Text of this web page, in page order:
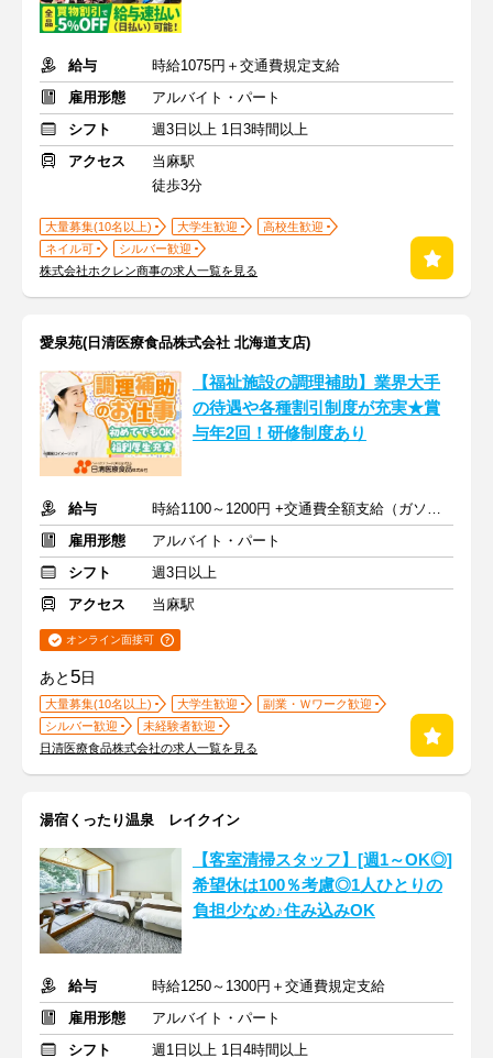
給与
時給1075円＋交通費規定支給
雇用形態
アルバイト・パート
シフト
週3日以上 1日3時間以上
アクセス
当麻駅
徒歩3分
大量募集(10名以上) 大学生歓迎
高校生歓迎
ネイル可
シルバー歓迎
株式会社ホクレン商事の求人一覧を見る
愛泉苑(日清医療食品株式会社 北海道支店)
【福祉施設の調理補助】業界大手
の待遇や各種割引制度が充実★賞
与年2回！研修制度あり
給与
時給1100～1200円 +交通費全額支給（ガソリン代も支給）
雇用形態
アルバイト・パート
シフト
週3日以上
アクセス
当麻駅
オンライン面接可
あと 5日
大量募集(10名以上) 大学生歓迎
副業・Ｗワーク歓迎
シルバー歓迎
未経験者歓迎
日清医療食品株式会社の求人一覧を見る
湯宿くったり温泉 レイクイン
【客室清掃スタッフ】[週1～OK◎]
希望休は100％考慮◎1人ひとりの
負担少なめ♪住み込みOK
給与
時給1250～1300円＋交通費規定支給
雇用形態
アルバイト・パート
シフト
週1日以上 1日4時間以上